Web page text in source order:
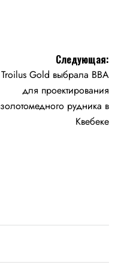
Следующая:
Troilus Gold выбрала BBA
для проектирования
золотомедного рудника в
Квебеке